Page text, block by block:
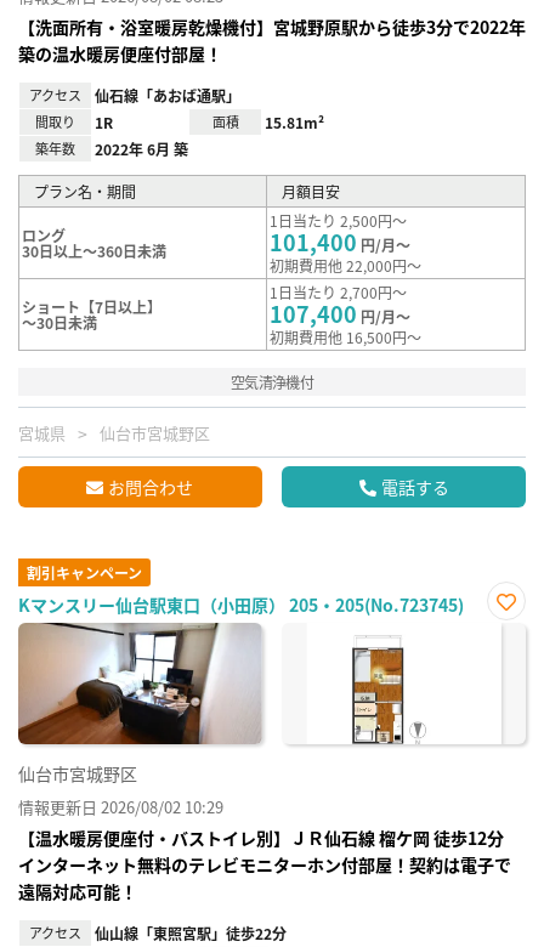
【洗面所有・浴室暖房乾燥機付】宮城野原駅から徒歩3分で2022年
築の温水暖房便座付部屋！
アクセス 仙石線「あおば通駅」
間取り 1R 面積 15.81m²
築年数 2022年 6月 築
プラン名・期間 月額目安
ロング
30日以上～360日未満
1日当たり 2,500円～
101,400 円/月～
初期費用他 22,000円～
ショート【7日以上】
～30日未満
1日当たり 2,700円～
107,400 円/月～
初期費用他 16,500円～
空気清浄機付
宮城県 仙台市宮城野区
お問合わせ 電話する
割引キャンペーン
Kマンスリー仙台駅東口（小田原） 205・205(No.723745)
お気
仙台市宮城野区
情報更新日 2026/08/02 10:29
【温水暖房便座付・バストイレ別】ＪＲ仙⽯線 榴ケ岡 徒歩12分
インターネット無料のテレビモニターホン付部屋！契約は電子で
遠隔対応可能！
アクセス 仙山線「東照宮駅」徒歩22分